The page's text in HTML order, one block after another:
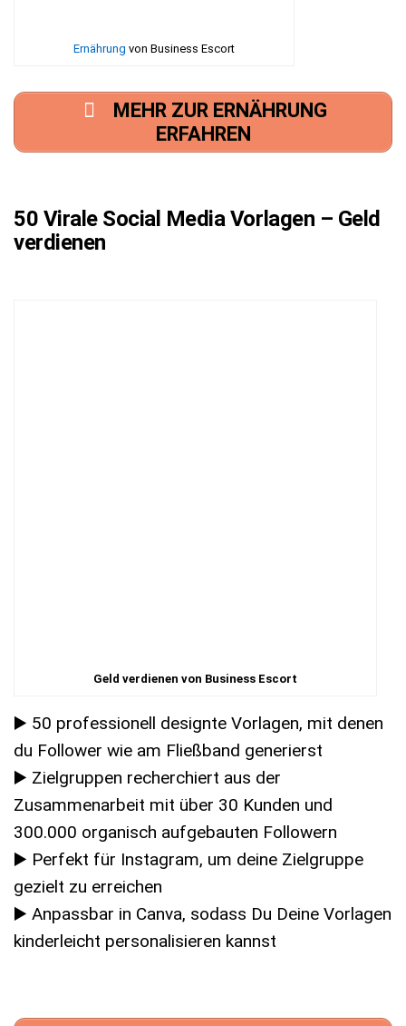
Ernährung von Business Escort
MEHR ZUR ERNÄHRUNG
ERFAHREN
50 Virale Social Media Vorlagen – Geld
verdienen
Geld verdienen von Business Escort
▶️ 50 professionell designte Vorlagen, mit denen
du Follower wie am Fließband generierst
▶️ Zielgruppen recherchiert aus der
Zusammenarbeit mit über 30 Kunden und
300.000 organisch aufgebauten Followern
▶️ Perfekt für Instagram, um deine Zielgruppe
gezielt zu erreichen
▶️ Anpassbar in Canva, sodass Du Deine Vorlagen
kinderleicht personalisieren kannst